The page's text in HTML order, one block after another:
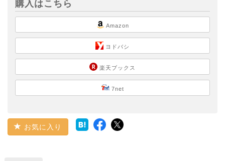
購入はこちら
Amazon
ヨドバシ
楽天ブックス
7net
お気に入り